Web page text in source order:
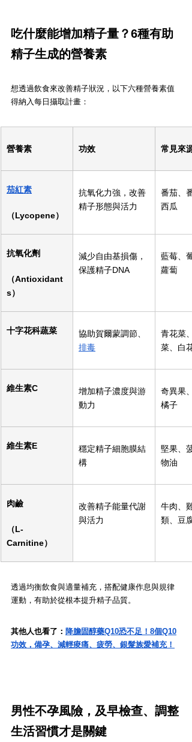
吃什麼能增加精子量？6種有助
精子生成的營養素
想透過飲食來改善精子狀況，以下六種營養素值
得納入每日攝取計畫：
營養素 功效 常見來源
茄紅素
（Lycopene）
抗氧化力強，改善
精子形態與活力
番茄、
西瓜
抗氧化劑
（Antioxidant
s）
減少自由基損傷，
保護精子DNA
藍莓、
蘿蔔
十字花科蔬菜
協助賀爾蒙調節、
排毒
青花菜
菜、白
維生素C
增加精子濃度與游
動力
奇異果
橘子
維生素E
穩定精子細胞膜結
構
堅果、
物油
肉鹼
（L-
Carnitine）
改善精子能量代謝
與活力
牛肉、
類、豆腐
透過均衡飲食與適量補充，搭配健康作息與規律
運動，有助於從根本提升精子品質。
其他人也看了： 降膽固醇藥Q10恐不足！8個Q10
功效，備孕、減輕痠痛、疲勞、銀髮族愛補充！
男性不孕風險，及早檢查、調整
生活習慣才是關鍵